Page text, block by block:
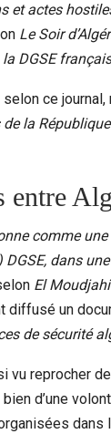
et actes
Le Soir
DGSE
ce journal,
la
entre
comme
dans
El
un
de sécurité
vu reprocher
d’une